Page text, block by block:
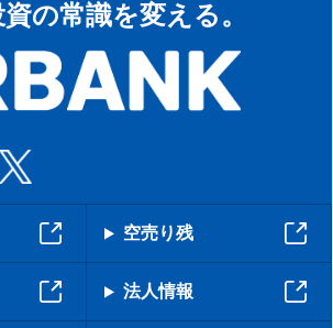
の常識を変える。
空売り残
法人情報